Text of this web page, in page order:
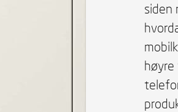
siden